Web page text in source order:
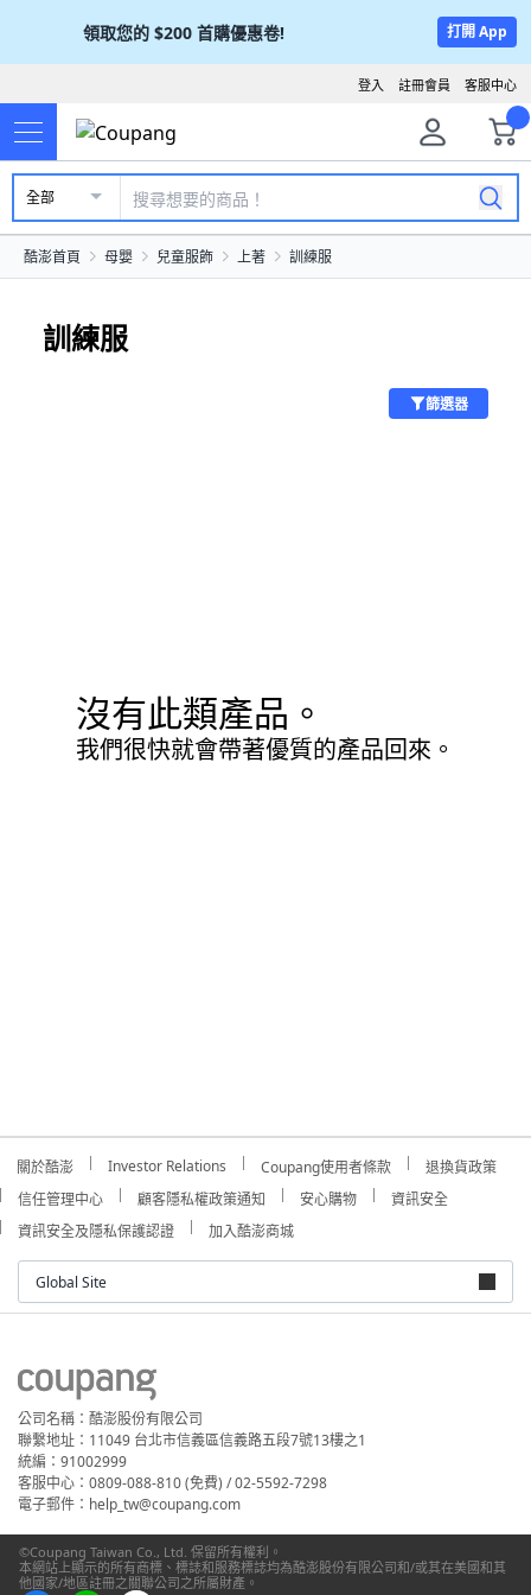
領取您的 $200 首購優惠卷! 打開 App
客服中心
註冊會員
登入
全部
酷澎首頁 母嬰 兒童服飾 上著 訓練服
訓練服
篩選器
沒有此類產品。
我們很快就會帶著優質的產品回來。
關於酷澎 Investor Relations Coupang使用者條款
退換貨政策
信任管理中心
顧客隱私權政策通知 安心購物
資訊安全
資訊安全及隱私保護認證
加入酷澎商城
Global Site
公司名稱：酷澎股份有限公司
聯繫地址：11049 台北市信義區信義路五段7號13樓之1
統編：91002999
客服中心：0809-088-810 (免費) / 02-5592-7298
電子郵件：help_tw@coupang.com
©Coupang Taiwan Co., Ltd. 保留所有權利。
本網站上顯示的所有商標、標誌和服務標誌均為酷澎股份有限公司和/或其在美國和其
他國家/地區註冊之關聯公司之所屬財產。